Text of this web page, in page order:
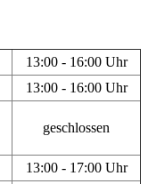
13:00 - 16:00 Uhr
13:00 - 16:00 Uhr
geschlossen
13:00 - 17:00 Uhr